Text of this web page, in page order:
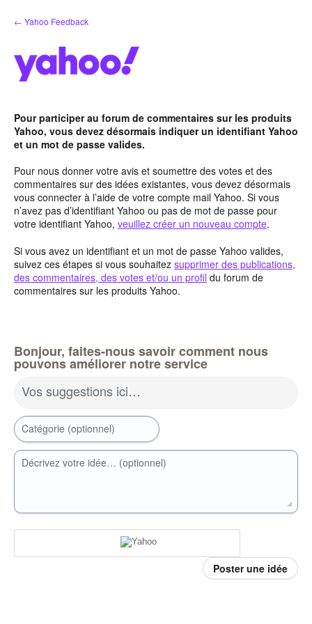
Aller
au
← Yahoo Feedback
Pour participer au forum de commentaires sur les produits
Yahoo, vous devez désormais indiquer un identifiant Yahoo
et un mot de passe valides.
Pour nous donner votre avis et soumettre des votes et des
commentaires sur des idées existantes, vous devez désormais
vous connecter à l’aide de votre compte mail Yahoo. Si vous
n’avez pas d’identifiant Yahoo ou pas de mot de passe pour
votre identifiant Yahoo, veuillez créer un nouveau compte.
Si vous avez un identifiant et un mot de passe Yahoo valides,
suivez ces étapes si vous souhaitez supprimer des publications,
des commentaires, des votes et/ou un profil du forum de
commentaires sur les produits Yahoo.
Bonjour, faites-nous savoir comment nous
pouvons améliorer notre service
Vos suggestions ici…
Catégorie (optionnel)
Décrivez votre idée… (optionnel)
Poster une idée